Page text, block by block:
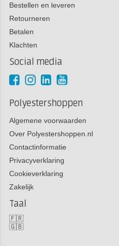
Bestellen en leveren
Retourneren
Betalen
Klachten
Social media
Polyestershoppen
Algemene voorwaarden
Over Polyestershoppen.nl
Contactinformatie
Privacyverklaring
Cookieverklaring
Zakelijk
Taal
🇫🇷
🇬🇧